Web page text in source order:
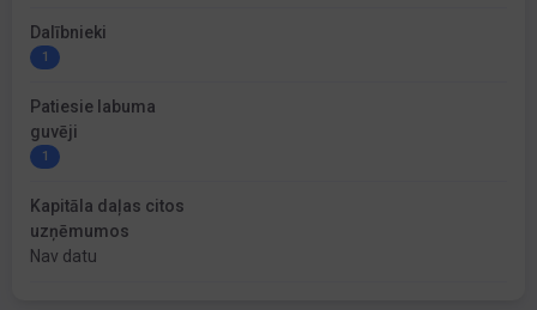
Dalībnieki
1
Patiesie labuma
guvēji
1
Kapitāla daļas citos
uzņēmumos
Nav datu